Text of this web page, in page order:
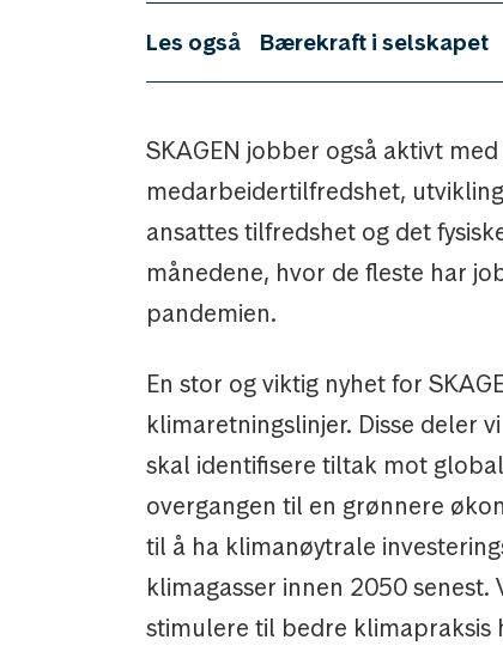
Les også Bærekraft i selskapet
SKAGEN jobber også aktivt
medarbeidertilfredshet,
ansattes tilfredshet og det
månedene, hvor de fleste har
pandemien.
En stor og viktig nyhet for
klimaretningslinjer. Disse deler
skal identifisere tiltak mot
overgangen til en grønnere
til å ha klimanøytrale
klimagasser innen 2050
stimulere til bedre klimapraksis